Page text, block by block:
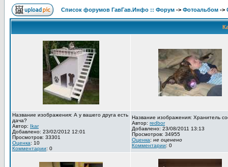
Список форумов ГавГав.Инфо :: Форум -> Фотоальбом ->
Название изображения: А у вашего друга есть
дача?
Автор: Ikar
Добавлено: 23/02/2012 12:01
Просмотров: 33301
Оценка: 10
Комментарии: 0
Название изображения: Хранитель
Автор: redbor
Добавлено: 23/08/2011 13:13
Просмотров: 34955
Оценка: не оценено
Комментарии: 0